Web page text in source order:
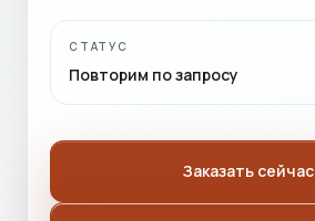
СТАТУС
Повторим по запросу
Заказать сейчас